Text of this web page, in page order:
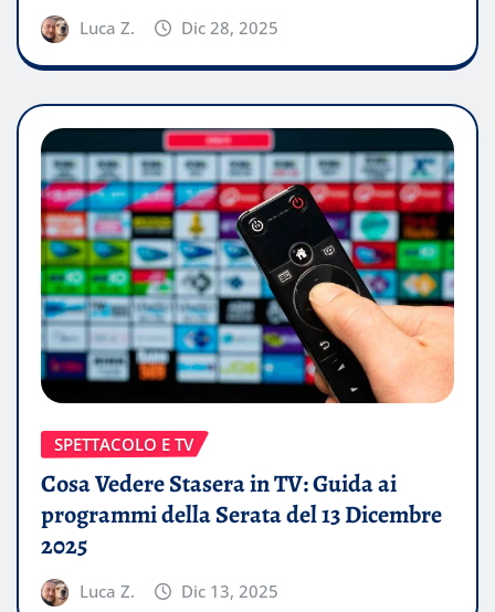
Luca Z. Dic 28, 2025
SPETTACOLO E TV
Cosa Vedere Stasera in TV: Guida ai
programmi della Serata del 13 Dicembre
2025
Luca Z. Dic 13, 2025